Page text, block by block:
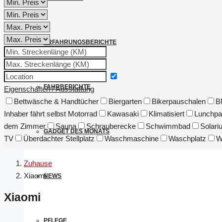
ERFAHRUNGSBERICHTE
FAHRBERICHTE
GADGET DES MONATS
NEWS
PFLEGE
Eigenschaften / Ausstattung
Bettwäsche & Handtücher
Biergarten Bikerpauschalen
Inhaber fährt selbst Motorrad
Kawasaki Klimatisiert
dem Zimmer
Sauna Schrauberecke Schwimmbad
TV
Überdachter Stellplatz Waschmaschine Waschplatz
Zuhause
Xiaomi
Xiaomi